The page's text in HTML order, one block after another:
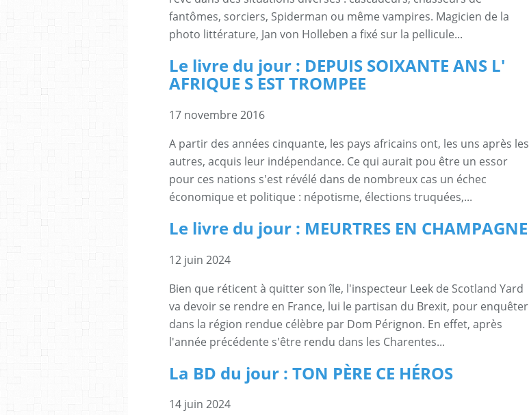
fantômes, sorciers, Spiderman ou même vampires. Magicien de la
photo littérature, Jan von Holleben a fixé sur la pellicule...
Le livre du jour : DEPUIS SOIXANTE ANS L'
AFRIQUE S EST TROMPEE
17 novembre 2016
A partir des années cinquante, les pays africains ont, les uns après les
autres, acquis leur indépendance. Ce qui aurait pou être un essor
pour ces nations s'est révélé dans de nombreux cas un échec
économique et politique : népotisme, élections truquées,...
Le livre du jour : MEURTRES EN CHAMPAGNE
12 juin 2024
Bien que réticent à quitter son île, l'inspecteur Leek de Scotland Yard
va devoir se rendre en France, lui le partisan du Brexit, pour enquêter
dans la région rendue célèbre par Dom Pérignon. En effet, après
l'année précédente s'être rendu dans les Charentes...
La BD du jour : TON PÈRE CE HÉROS
14 juin 2024